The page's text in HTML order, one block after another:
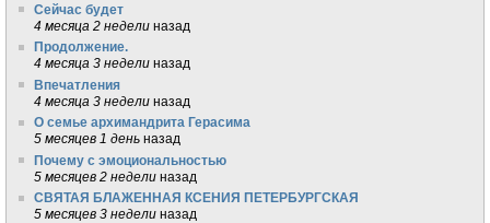
Сейчас будет
4 месяца 2 недели назад
Продолжение.
4 месяца 3 недели назад
Впечатления
4 месяца 3 недели назад
О семье архимандрита Герасима
5 месяцев 1 день назад
Почему с эмоциональностью
5 месяцев 2 недели назад
СВЯТАЯ БЛАЖЕННАЯ КСЕНИЯ ПЕТЕРБУРГСКАЯ
5 месяцев 3 недели назад